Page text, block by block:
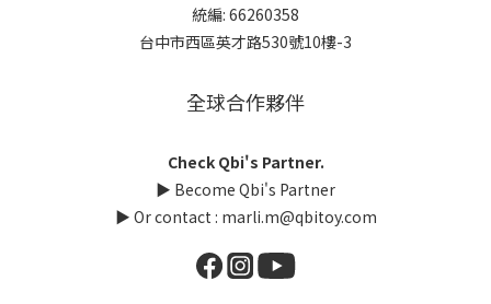
統編: 66260358
台中市西區英才路530號10樓-3
全球合作夥伴
Check Qbi's Partner.
▶ Become Qbi's Partner
▶ Or contact : marli.m@qbitoy.com